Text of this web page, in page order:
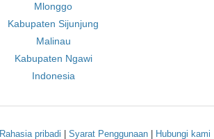
Mlonggo
Kabupaten Sijunjung
Malinau
Kabupaten Ngawi
Indonesia
Rahasia pribadi Syarat Penggunaan| Hubungi kami